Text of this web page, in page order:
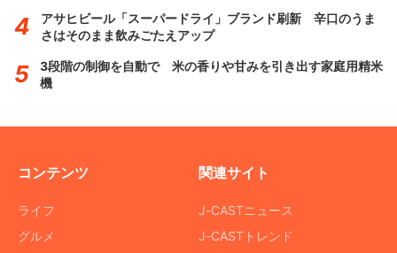
アサヒビール「スーパードライ」ブランド刷新 辛口のうま
さはそのまま飲みごたえアップ
3段階の制御を自動で 米の香りや甘みを引き出す家庭用精米
機
コンテンツ
ライフ
グルメ
関連サイト
J-CASTニュース
J-CASTトレンド